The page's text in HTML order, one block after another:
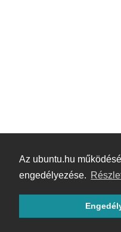
Az ubuntu.hu
engedélyezése.